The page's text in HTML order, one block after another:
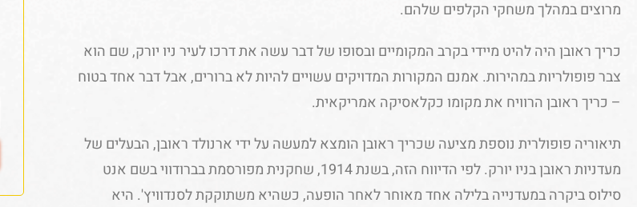
מרוצים במהלך משחקי הקלפים שלהם.
כריך ראובן היה להיט מיידי בקרב המקומיים ובסופו של דבר עשה את דרכו לעיר ניו יורק, שם הוא
צבר פופולריות במהירות. אמנם המקורות המדויקים עשויים להיות לא ברורים, אבל דבר אחד בטוח
– כריך ראובן הרוויח את מקומו כקלאסיקה אמריקאית.
תיאוריה פופולרית נוספת מציעה שכריך ראובן הומצא למעשה על ידי ארנולד ראובן, הבעלים של
מעדניות ראובן בניו יורק. לפי הדיווח הזה, בשנת 1914, שחקנית מפורסמת בברודווי בשם אנט
סילוס ביקרה במעדנייה בלילה אחד מאוחר לאחר הופעה, כשהיא משתוקקת לסנדוויץ'. היא